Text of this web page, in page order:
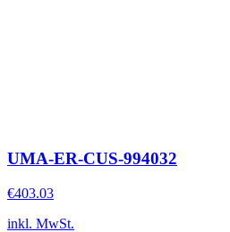
UMA-ER-CUS-994032
€403.03
inkl. MwSt.